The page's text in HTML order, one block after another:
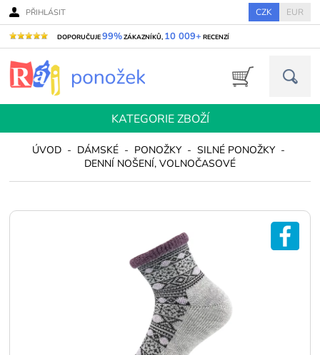
PŘIHLÁSIT CZK EUR
DOPORUČUJE99%ZÁKAZNÍKŮ, 10 009+ RECENZÍ
KATEGORIE ZBOŽÍ
ÚVOD - DÁMSKÉ - PONOŽKY - SILNÉ PONOŽKY -
DENNÍ NOŠENÍ, VOLNOČASOVÉ